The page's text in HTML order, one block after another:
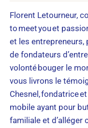
Florent Letourneur,
to meet you et
et les entrepreneurs,
de fondateurs
volonté bouger le
vous livrons le
Chesnel, fondatrice
mobile ayant pour
familiale et d’alléger